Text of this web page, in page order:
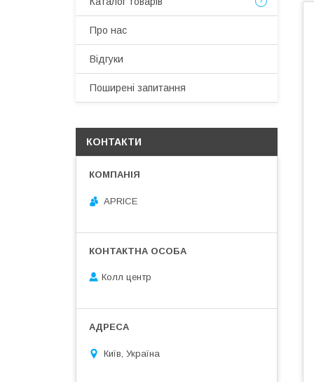
Про нас
Відгуки
Поширені запитання
КОНТАКТИ
APRICE
Колл центр
Київ, Україна